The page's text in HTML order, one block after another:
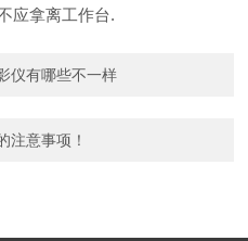
应拿离工作台.
仪有哪些不一样
注意事项！